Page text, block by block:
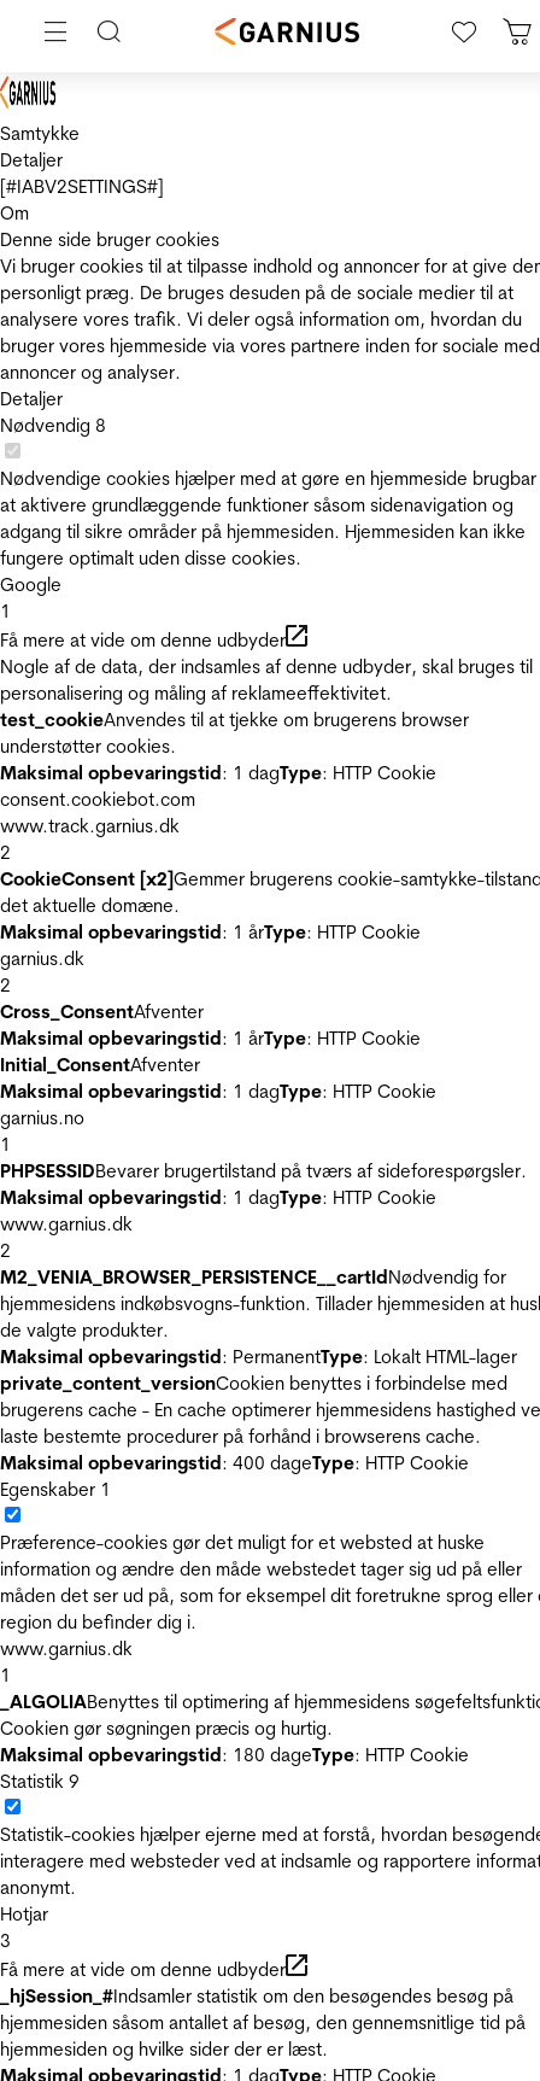
Samtykke
Detaljer
[#IABV2SETTINGS#]
Om
Denne side bruger cookies
Vi bruger cookies til at tilpasse indhold og annoncer for at give
personligt præg. De bruges desuden på de sociale medier til at
analysere vores trafik. Vi deler også information om, hvordan du
bruger vores hjemmeside via vores partnere inden for sociale
annoncer og analyser.
Detaljer
Nødvendig 8
Nødvendige cookies hjælper med at gøre en hjemmeside
at aktivere grundlæggende funktioner såsom sidenavigation og
adgang til sikre områder på hjemmesiden. Hjemmesiden kan ikke
fungere optimalt uden disse cookies.
Google
1
Få mere at vide om denne udbyder
Nogle af de data, der indsamles af denne udbyder, skal bruges til
personalisering og måling af reklameeffektivitet.
test_cookieAnvendes til at tjekke om brugerens browser
understøtter cookies.
Maksimal opbevaringstid: 1 dagType: HTTP Cookie
consent.cookiebot.com
www.track.garnius.dk
2
CookieConsent [x2]Gemmer brugerens cookie-samtykke-
det aktuelle domæne.
Maksimal opbevaringstid: 1 årType: HTTP Cookie
garnius.dk
2
Cross_ConsentAfventer
Maksimal opbevaringstid: 1 årType: HTTP Cookie
Initial_ConsentAfventer
Maksimal opbevaringstid: 1 dagType: HTTP Cookie
garnius.no
1
PHPSESSIDBevarer brugertilstand på tværs af sideforespørgsler.
Maksimal opbevaringstid: 1 dagType: HTTP Cookie
www.garnius.dk
2
M2_VENIA_BROWSER_PERSISTENCE__cartIdNødvendig for
hjemmesidens indkøbsvogns-funktion. Tillader hjemmesiden at
de valgte produkter.
Maksimal opbevaringstid: PermanentType: Lokalt HTML-lager
private_content_versionCookien benyttes i forbindelse med
brugerens cache - En cache optimerer hjemmesidens hastighed
laste bestemte procedurer på forhånd i browserens cache.
Maksimal opbevaringstid: 400 dageType: HTTP Cookie
Egenskaber 1
Præference-cookies gør det muligt for et websted at huske
information og ændre den måde webstedet tager sig ud på eller
måden det ser ud på, som for eksempel dit foretrukne sprog eller
region du befinder dig i.
www.garnius.dk
1
_ALGOLIABenyttes til optimering af hjemmesidens
Cookien gør søgningen præcis og hurtig.
Maksimal opbevaringstid: 180 dageType: HTTP Cookie
Statistik 9
Statistik-cookies hjælper ejerne med at forstå, hvordan
interagere med websteder ved at indsamle og rapportere
anonymt.
Hotjar
3
Få mere at vide om denne udbyder
_hjSession_#Indsamler statistik om den besøgendes besøg på
hjemmesiden såsom antallet af besøg, den gennemsnitlige tid på
hjemmesiden og hvilke sider der er læst.
Maksimal opbevaringstid: 1 dagType: HTTP Cookie